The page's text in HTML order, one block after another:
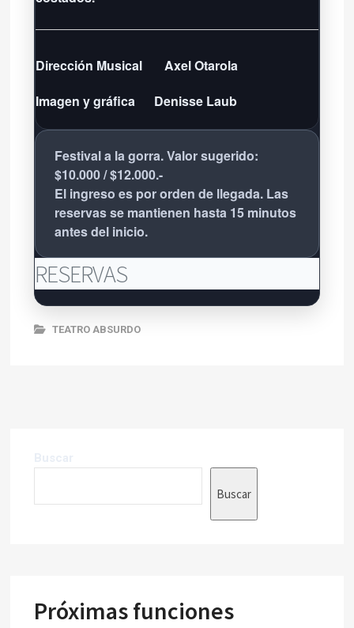
Dirección Musical Axel Otarola
Imagen y gráfica Denisse Laub
Festival a la gorra. Valor sugerido:
$10.000 / $12.000.-
El ingreso es por orden de llegada. Las
reservas se mantienen hasta 15 minutos
antes del inicio.
RESERVAS
TEATRO ABSURDO
Buscar
Próximas funciones